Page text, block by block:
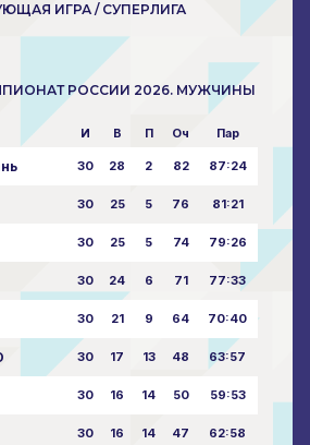
ИГРА / СУПЕРЛИГА
РОССИИ 2026. МУЖЧИНЫ
И В П Оч Пар
30 28 2 82 87:24
30 25 5 76 81:21
30 25 5 74 79:26
30 24 6 71 77:33
30 21 9 64 70:40
30 17 13 48 63:57
30 16 14 50 59:53
30 16 14 47 62:58